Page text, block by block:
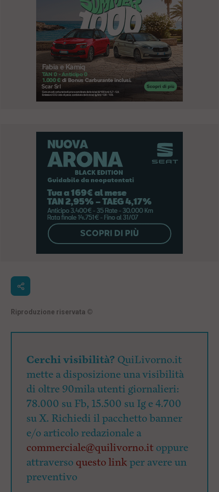
Riproduzione riservata ©
Cerchi visibilità? QuiLivorno.it
mette a disposizione una visibilità
di oltre 90mila utenti giornalieri:
78.000 su Fb, 15.500 su Ig e 4.700
su X. Richiedi il pacchetto banner
e/o articolo redazionale a
commerciale@quilivorno.it oppure
attraverso questo linkper avere un
preventivo